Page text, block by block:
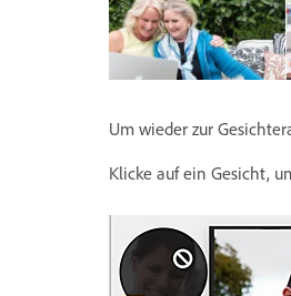
Um wieder zur
Klicke auf ein Gesicht,